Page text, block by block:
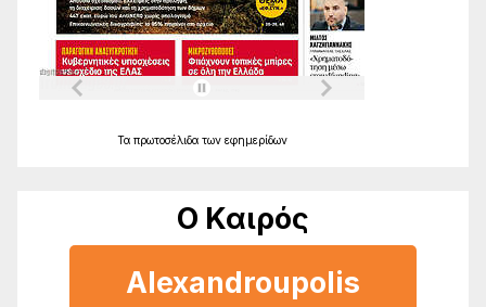
Τα πρωτοσέλιδα των εφημερίδων
Ο Καιρός
Alexandroupolis